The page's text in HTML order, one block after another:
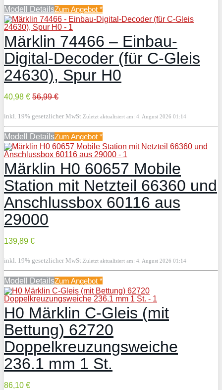
Modell DetailsZum Angebot *
Märklin 74466 – Einbau-
Digital-Decoder (für C-Gleis
24630), Spur H0
40,98 € 56,99 €
inkl. 19% gesetzlicher MwSt. Zuletzt aktualisiert am: 4. August 2026 01:14
Modell DetailsZum Angebot *
Märklin H0 60657 Mobile
Station mit Netzteil 66360 und
Anschlussbox 60116 aus
29000
139,89 €
inkl. 19% gesetzlicher MwSt. Zuletzt aktualisiert am: 4. August 2026 01:14
Modell DetailsZum Angebot *
H0 Märklin C-Gleis (mit
Bettung) 62720
Doppelkreuzungsweiche
236.1 mm 1 St.
86,10 €